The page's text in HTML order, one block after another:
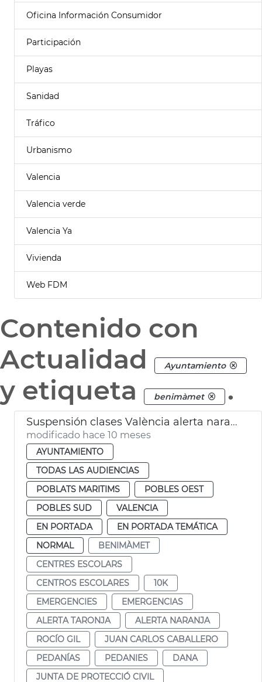
Oficina Información Consumidor
Participación
Playas
Sanidad
Tráfico
Urbanismo
Valencia
Valencia verde
Valencia Ya
Vivienda
Web FDM
Contenido con
Actualidad
Ayuntamiento
y etiqueta benimàmet .
Suspensión clases València alerta naranja lluvias
modificado hace 10 meses
AYUNTAMIENTO
TODAS LAS AUDIENCIAS
POBLATS MARITIMS
POBLES OEST
POBLES SUD
VALENCIA
EN PORTADA
EN PORTADA TEMÁTICA
NORMAL
BENIMÀMET
CENTRES ESCOLARS
CENTROS ESCOLARES
10K
EMERGENCIES
EMERGENCIAS
ALERTA TARONJA
ALERTA NARANJA
ROCÍO GIL
JUAN CARLOS CABALLERO
PEDANÍAS
PEDANIES
DANA
JUNTA DE PROTECCIÓ CIVIL